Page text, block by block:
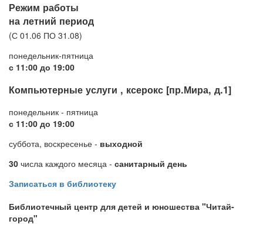
Режим работы
на летний период
(С 01.06 ПО 31.08)
понедельник-пятница
с 11:00 до 19:00
Компьютерные услуги , ксерокс [пр.Мира, д.1]
понедельник - пятница
с 11:00 до 19:00
суббота, воскресенье - выходной
30 числа каждого месяца - санитарный день
Записаться в библиотеку
Библиотечный центр для детей и юношества "Читай-
город"